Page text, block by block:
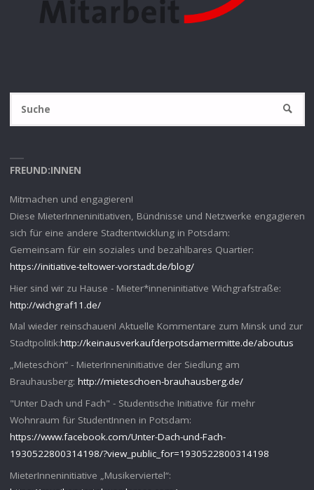
SUCHE
FREUND:INNEN
Mitmachen und engagieren!
Diese MieterInneninitiativen, Bündnisse und Netzwerke engagieren
sich für eine andere Stadtentwicklung in Potsdam:
Gemeinsam für ein soziales und bezahlbares Quartier:
https://initiative-teltower-vorstadt.de/blog/
Hier sind wir zu Hause - Mieter*inneninitiative Wichgrafstraße:
http://wichgraf11.de/
Mal wieder reinschauen! Aktuelle Kommentare zum Minsk und zur
Stadtpolitik:http://keinausverkaufderpotsdamermitte.de/aboutus
„Mieteschön“ - MieterInneninitiative der Siedlung am
Brauhausberg: http://mieteschoen-brauhausberg.de/
"Unter Dach und Fach" - Studentische Initiative für mehr
Wohnraum für StudentInnen in Potsdam:
https://www.facebook.com/Unter-Dach-und-Fach-
1930522800314198/?view_public_for=1930522800314198
MieterInneninitiative „Musikerviertel“: